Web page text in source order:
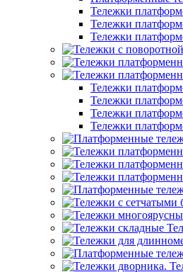
Тележки
Тележки
Тележки
Тележки
Тележки
Тележки
Тележки